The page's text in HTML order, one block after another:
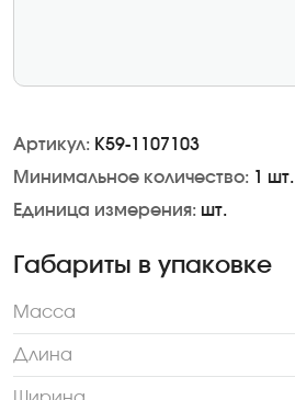
Артикул: К59-1107103
Минимальное количество: 1 шт.
Единица измерения: шт.
Габариты в упаковке
Масса
Длина